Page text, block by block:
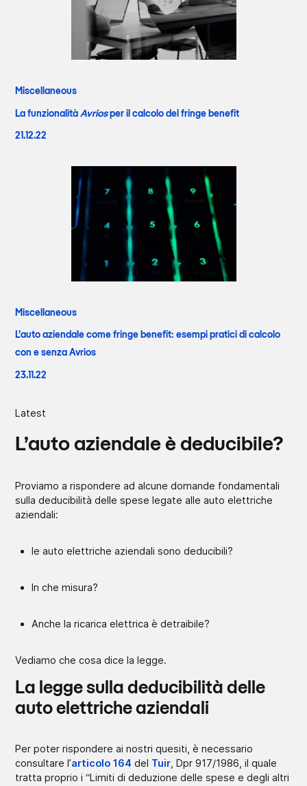
Miscellaneous
La funzionalitàAvriosper il calcolo del fringe benefit
21.12.22
Miscellaneous
L’auto aziendale come fringe benefit: esempi pratici di calcolo
con e senza Avrios
23.11.22
Latest
L’auto aziendale è deducibile?
Proviamo a rispondere ad alcune domande fondamentali
sulla deducibilità delle spese legate alle auto elettriche
aziendali:
le auto elettriche aziendali sono deducibili?
In che misura?
Anche la ricarica elettrica è detraibile?
Vediamo che cosa dice la legge.
La legge sulla deducibilità delle
auto elettriche aziendali
Per poter rispondere ai nostri quesiti, è necessario
consultare l’articolo 164 del Tuir , Dpr 917/1986, il quale
tratta proprio i “Limiti di deduzione delle spese e degli altri